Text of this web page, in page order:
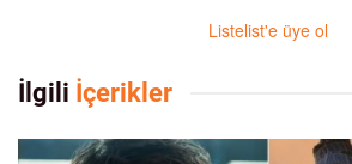
Listelist'e üye ol
İlgili İçerikler